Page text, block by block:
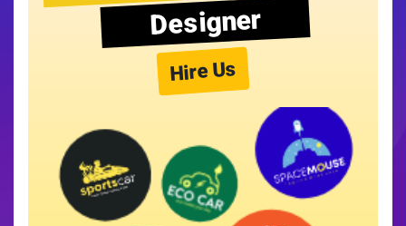
Designer
Hire Us